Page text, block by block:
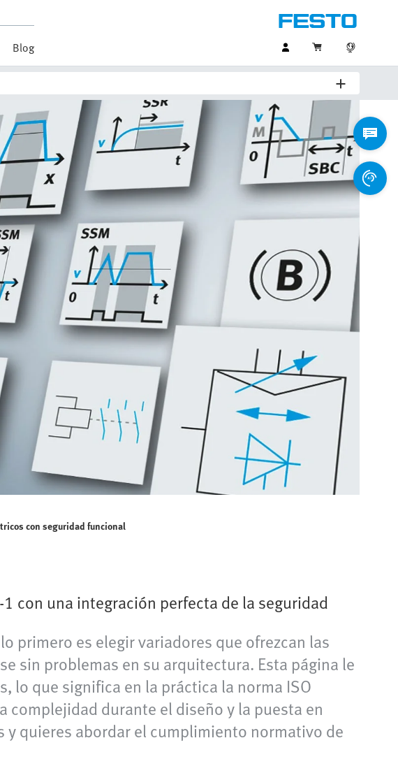
Blog
con seguridad funcional
con una integración perfecta de la seguridad
primero es elegir variadores que ofrezcan las
sin problemas en su arquitectura. Esta página le
lo que significa en la práctica la norma ISO
durante el diseño y la puesta en
quieres abordar el cumplimiento normativo de